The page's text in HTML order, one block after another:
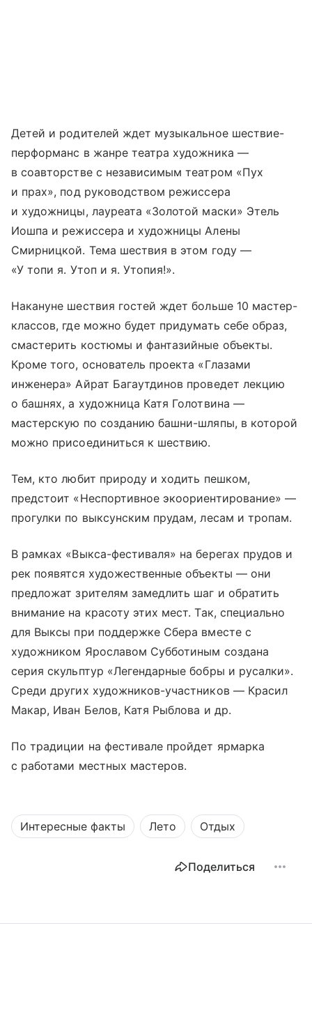
Детей и родителей ждет музыкальное шествие-
перформанс в жанре театра художника —
в соавторстве с независимым театром «Пух
и прах», под руководством режиссера
и художницы, лауреата «Золотой маски» Этель
Иошпа и режиссера и художницы Алены
Смирницкой. Тема шествия в этом году —
«У топи я. Утоп и я. Утопия!».
Накануне шествия гостей ждет больше 10 мастер-
классов, где можно будет придумать себе образ,
смастерить костюмы и фантазийные объекты.
Кроме того, основатель проекта «Глазами
инженера» Айрат Багаутдинов проведет лекцию
о башнях, а художница Катя Голотвина —
мастерскую по созданию башни-шляпы, в которой
можно присоединиться к шествию.
Тем, кто любит природу и ходить пешком,
предстоит «Неспортивное экоориентирование» —
прогулки по выксунским прудам, лесам и тропам.
В рамках «Выкса-фестиваля» на берегах прудов и
рек появятся художественные объекты — они
предложат зрителям замедлить шаг и обратить
внимание на красоту этих мест. Так, специально
для Выксы при поддержке Сбера вместе с
художником Ярославом Субботиным создана
серия скульптур «Легендарные бобры и русалки».
Среди других художников-участников — Красил
Макар, Иван Белов, Катя Рыблова и др.
По традиции на фестивале пройдет ярмарка
с работами местных мастеров.
Интересные факты Лето Отдых
Поделиться